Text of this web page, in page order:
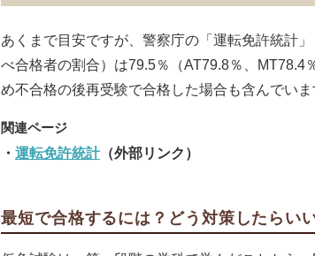
あくまで目安ですが、警察庁の「運転免許統計
べ合格者の割合）は79.5％（AT79.8％、MT78.4
め不合格の後再受験で合格した場合も含んでいま
運転免許統計（外部リンク）
最短で合格するには？どう対策したらい